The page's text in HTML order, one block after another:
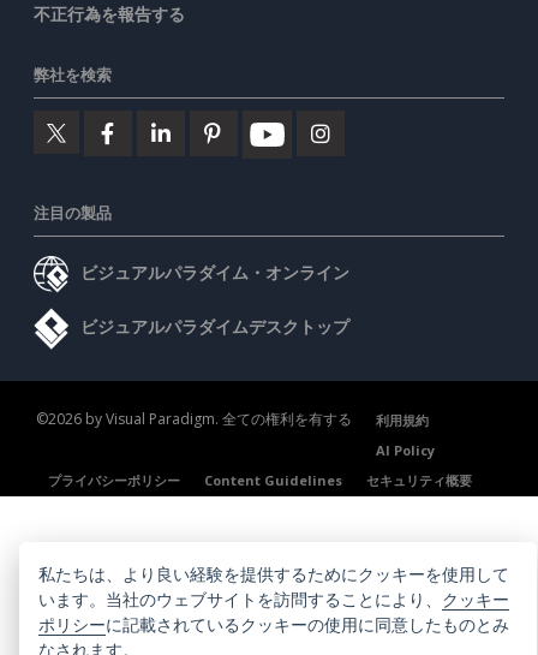
不正行為を報告する
弊社を検索
注目の製品
ビジュアルパラダイム・オンライン
ビジュアルパラダイムデスクトップ
©2026 by Visual Paradigm. 全ての権利を有する
利用規約
AI Policy
プライバシーポリシー
Content Guidelines セキュリティ概要
私たちは、より良い経験を提供するためにクッキーを使用して
います。当社のウェブサイトを訪問することにより、 クッキー
ポリシーに記載されているクッキーの使用に同意したものとみ
なされます。